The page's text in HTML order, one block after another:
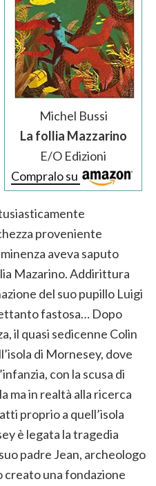
Michel Bussi
La follia Mazzarino
E/O Edizioni
Compralo su
proveniente
aveva saputo
Mazarino. Addirittura
del suo pupillo Luigi
fastosa… Dopo
il quasi sedicenne Colin
di Mornesey, dove
con la scusa di
ma in realtà alla ricerca
proprio a quell’isola
è legata la tragedia
padre Jean, archeologo
creato una fondazione